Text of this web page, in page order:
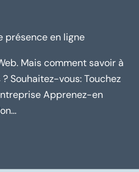
présence en ligne
Mais comment savoir à
Souhaitez-vous: Touchez
Apprenez-en